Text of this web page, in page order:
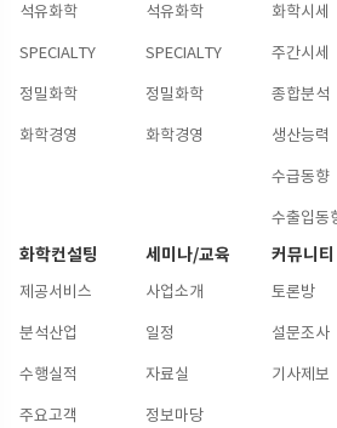
석유화학
SPECIALTY
정밀화학
화학경영
석유화학
SPECIALTY
정밀화학
화학경영
화학시세
주간시세
종합분석
생산능력
수급동향
수출입동
화학컨설팅
제공서비스
분석산업
수행실적
주요고객
세미나/교육
사업소개
일정
자료실
정보마당
커뮤니티
토론방
설문조사
기사제보